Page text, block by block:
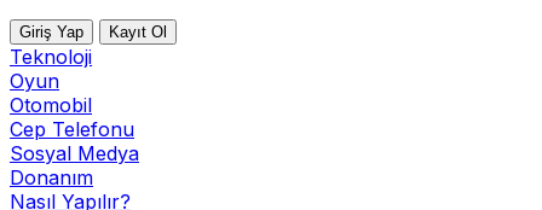
Giriş Yap Kayıt Ol
Teknoloji
Oyun
Otomobil
Cep Telefonu
Sosyal Medya
Donanım
Nasıl Yapılır?